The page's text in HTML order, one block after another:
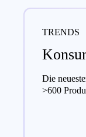
TRENDS
Die
>600